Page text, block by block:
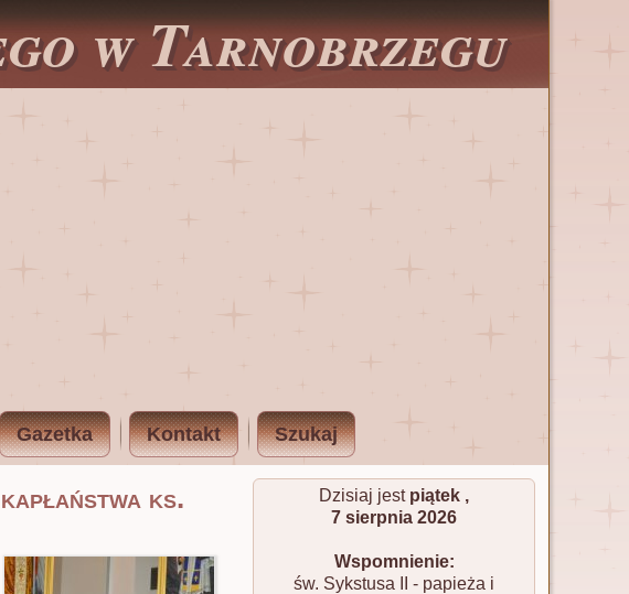
w Tarnobrzegu
Gazetka Kontakt Szukaj
ks.
Dzisiaj jest piątek ,
7 sierpnia 2026
Wspomnienie:
św. Sykstusa II - papieża i